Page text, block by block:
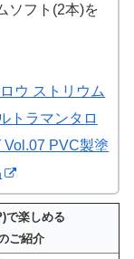
ソフト(2本)を
ウ ストリウム
トラマンタロ
Vol.07 PVC製塗
で楽しめる
ご紹介